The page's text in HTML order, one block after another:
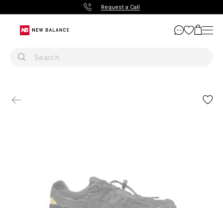
Request a Call